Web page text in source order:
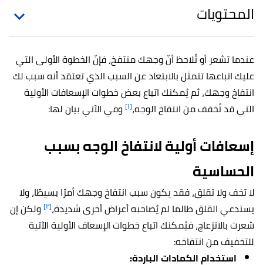
المحتويات
عندما تشعر أو تُلاحظ أنّ وجهك منتفخ، فإنّ الخطوة الأولى التي
عليك اتباعها تتمثل بالابتعاد عن السبب الذي تعتقد أنه سبب لك
انتفاخ وجهك، ثم يُمكنك اتباع بعض خطوات الإسعافات الأولية
التي قد تُخفف من انتفاخ الوجه،[١] وفي الآتي بيان لها:
إسعافات أولية لانتفاخ الوجه بسبب
الحساسية
لا تخف ولا تقلق، فقد يكون سبب انتفاخ وجهك أمرًا بسيطًا، ولا
يستدعي القلق طالما لم يُصاحبه أعراض أخرى شديدة،[٢]
ولكن إن
شعرت بالانزعاج، فيُمكنك اتباع خطوات الإسعاف الأولية الآتية
للتخفيف من انتفاخه:
استخدام الكمادات الباردة: